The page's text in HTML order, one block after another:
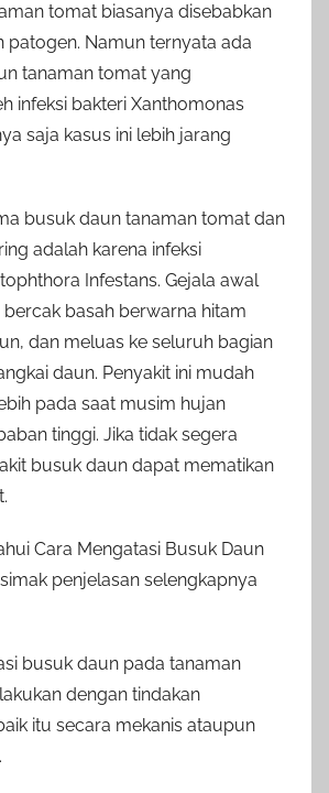
tomat biasanya disebabkan
patogen. Namun ternyata ada
tanaman tomat yang
infeksi bakteri Xanthomonas
saja kasus ini lebih jarang
busuk daun tanaman tomat dan
adalah karena infeksi
Infestans. Gejala awal
basah berwarna hitam
dan meluas ke seluruh bagian
daun. Penyakit ini mudah
pada saat musim hujan
tinggi. Jika tidak segera
busuk daun dapat mematikan
Cara Mengatasi Busuk Daun
penjelasan selengkapnya
busuk daun pada tanaman
dengan tindakan
itu secara mekanis ataupun